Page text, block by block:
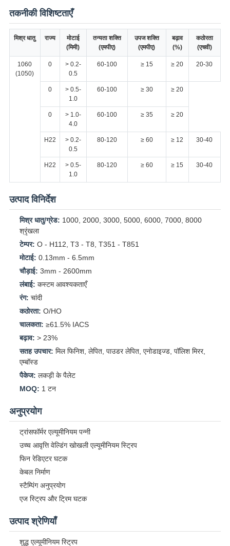
तकनीकी विशिष्टताएँ
मिश्र धातु राज्य
मोटाई
(मिमी)
तन्यता शक्ति
(एमपीए)
उपज शक्ति
(एमपीए)
बढ़ाव
(%)
कठोरता
(एचवी)
1060
(1050)
0
> 0.2-
0.5
60-100 ≥ 15 ≥ 20 20-30
0
> 0.5-
1.0
60-100 ≥ 30 ≥ 20
0
> 1.0-
4.0
60-100 ≥ 35 ≥ 20
H22
> 0.2-
0.5
80-120 ≥ 60 ≥ 12 30-40
H22
> 0.5-
1.0
80-120 ≥ 60 ≥ 15 30-40
उत्पाद विनिर्देश
मिश्र धातु/ग्रेड: 1000, 2000, 3000, 5000, 6000, 7000, 8000
श्रृंखला
टेम्पर: O - H112, T3 - T8, T351 - T851
मोटाई: 0.13mm - 6.5mm
चौड़ाई: 3mm - 2600mm
लंबाई: कस्टम आवश्यकताएँ
रंग: चांदी
कठोरता: O/HO
चालकता: ≥61.5% IACS
बढ़ाव: > 23%
सतह उपचार: मिल फिनिश, लेपित, पाउडर लेपित, एनोडाइज्ड, पॉलिश मिरर,
एम्बॉस्ड
पैकेज: लकड़ी के पैलेट
MOQ: 1 टन
अनुप्रयोग
ट्रांसफॉर्मर एल्यूमीनियम पन्नी
उच्च आवृत्ति वेल्डिंग खोखली एल्यूमीनियम स्ट्रिप
फिन रेडिएटर घटक
केबल निर्माण
स्टैम्पिंग अनुप्रयोग
एज स्ट्रिप और ट्रिम घटक
उत्पाद श्रेणियाँ
शुद्ध एल्यूमीनियम स्ट्रिप